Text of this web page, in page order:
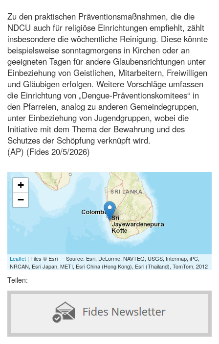
Zu den praktischen Präventionsmaßnahmen, die die
NDCU auch für religiöse Einrichtungen empfiehlt, zählt
insbesondere die wöchentliche Reinigung. Diese könnte
beispielsweise sonntagmorgens in Kirchen oder an
geeigneten Tagen für andere Glaubensrichtungen unter
Einbeziehung von Geistlichen, Mitarbeitern, Freiwilligen
und Gläubigen erfolgen. Weitere Vorschläge umfassen
die Einrichtung von „Dengue-Präventionskomitees“ in
den Pfarreien, analog zu anderen Gemeindegruppen,
unter Einbeziehung von Jugendgruppen, wobei die
Initiative mit dem Thema der Bewahrung und des
Schutzes der Schöpfung verknüpft wird.
(AP) (Fides 20/5/2026)
+
−
Leaflet | Tiles © Esri — Source: Esri, DeLorme, NAVTEQ, USGS, Intermap, iPC,
NRCAN, Esri Japan, METI, Esri China (Hong Kong), Esri (Thailand), TomTom, 2012
Teilen: